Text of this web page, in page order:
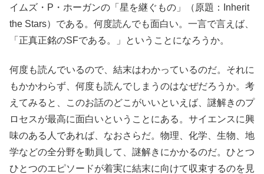
イムズ・P・ホーガンの「星を継ぐもの」（原題：Inherit
the Stars）である。何度読んでも面白い。一言で言えば、
「正真正銘のSFである。」ということになろうか。
何度も読んでいるので、結末はわかっているのだ。それに
もかかわらず、何度も読んでしまうのはなぜだろうか。考
えてみると、このお話のどこがいいといえば、謎解きのプ
ロセスが最高に面白いということにある。サイエンスに興
味のある人であれば、なおさらだ。物理、化学、生物、地
学などの全分野を動員して、謎解きにかかるのだ。ひとつ
ひとつのエピソードが着実に結末に向けて収束するのを見